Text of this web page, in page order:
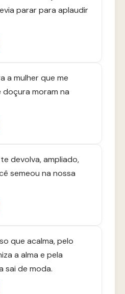
parar para aplaudir
a mulher que me
moram na
devolva, ampliado,
semeou na nossa
que acalma, pelo
a alma e pela
sai de moda.